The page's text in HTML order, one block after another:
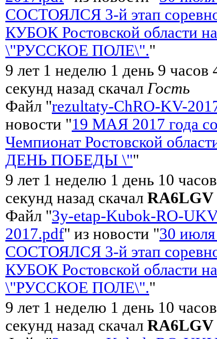
СОСТОЯЛСЯ 3-й этап
КУБОК Ростовской области
\"РУССКОЕ ПОЛЕ\"."
9 лет 1 неделю 1 день 9 часов
секунд назад скачал Гость
Файл "rezultaty-ChRO-KV-
новости "19 МАЯ 2017 года
Чемпионат Ростовской
ДЕНЬ ПОБЕДЫ \""
9 лет 1 неделю 1 день 10
секунд назад скачал RA6LGV
Файл "3y-etap-Kubok-RO-
2017.pdf" из новости "30 июля
СОСТОЯЛСЯ 3-й этап
КУБОК Ростовской области
\"РУССКОЕ ПОЛЕ\"."
9 лет 1 неделю 1 день 10
секунд назад скачал RA6LGV